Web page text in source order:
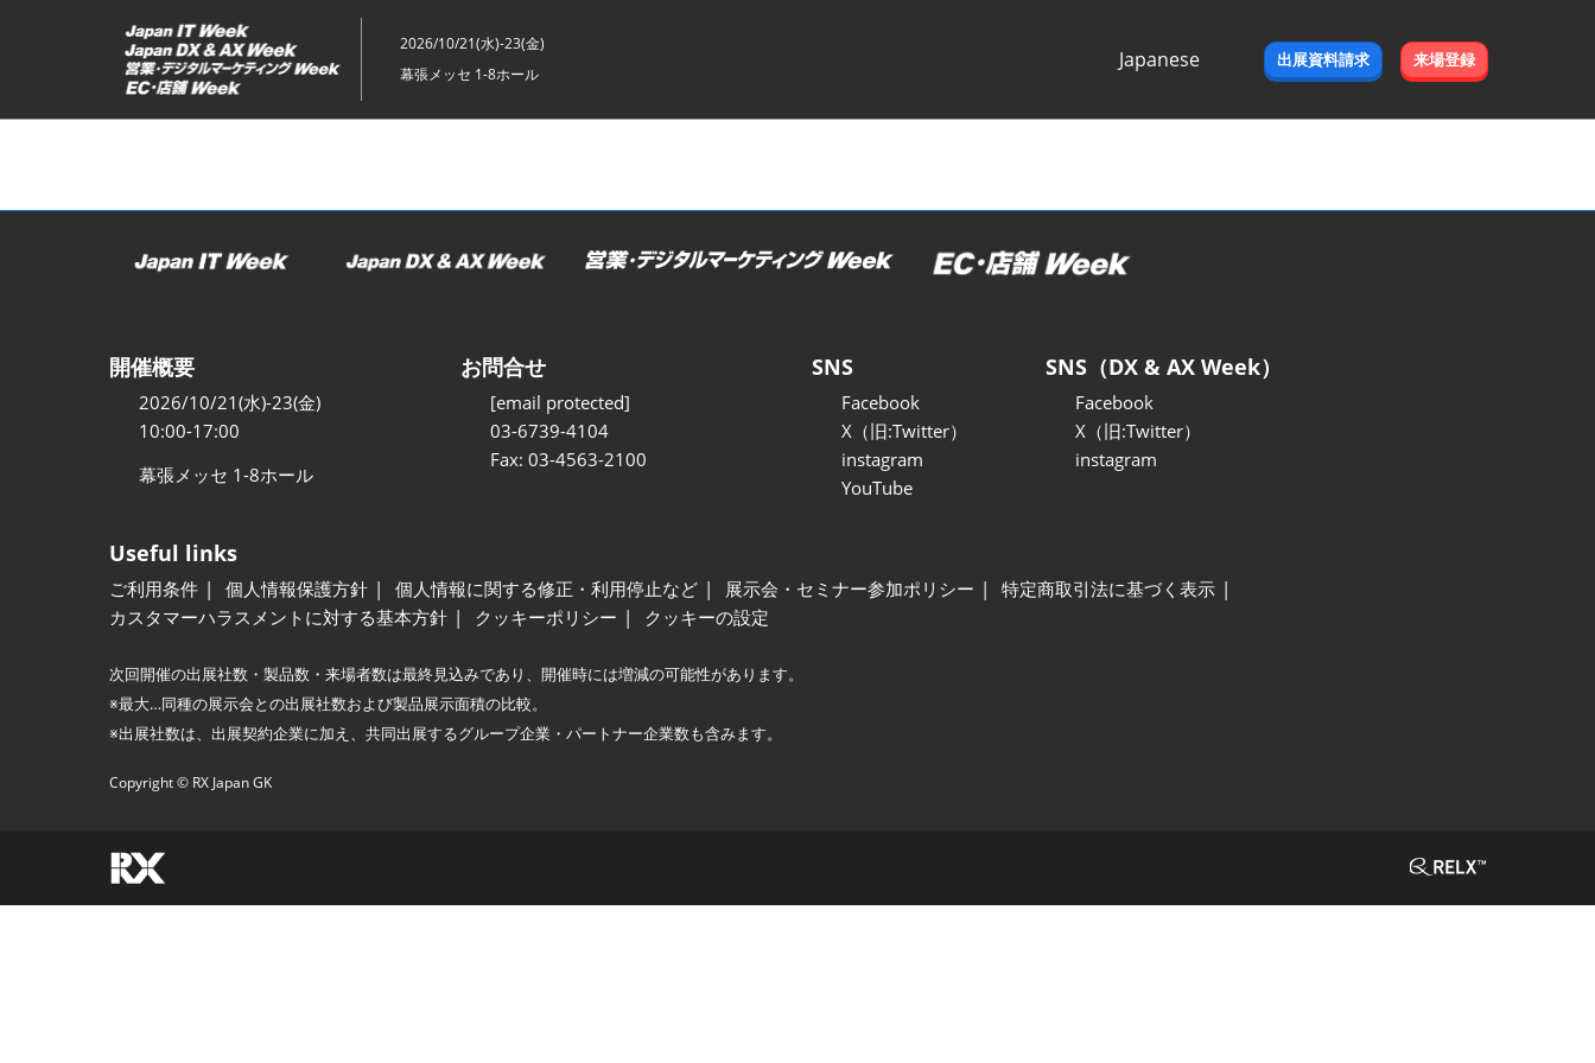
ッ
2026/10/21(水)-23(金)
幕張メッセ 1-8ホール
Japanese
出展資料請求 来場登録
開催概要
2026/10/21(水)-23(金)
10:00-17:00
幕張メッセ 1-8ホール
お問合せ
[email protected]
03-6739-4104
Fax: 03-4563-2100
SNS
Facebook
X（旧:Twitter）
instagram
YouTube
SNS（DX & AX Week）
Facebook
X（旧:Twitter）
instagram
Useful links
ご利用条件 個人情報保護方針 個人情報に関する修正・利用停止など 展示会・セミナー参加ポリシー
特定商取引法に基づく表示
カスタマーハラスメントに対する基本方針
クッキーポリシー クッキーの設定
次回開催の出展社数・製品数・来場者数は最終見込みであり、開催時には増減の可能性があります。
※最大…同種の展示会との出展社数および製品展示面積の比較。
※出展社数は、出展契約企業に加え、共同出展するグループ企業・パートナー企業数も含みます。
Copyright © RX Japan GK